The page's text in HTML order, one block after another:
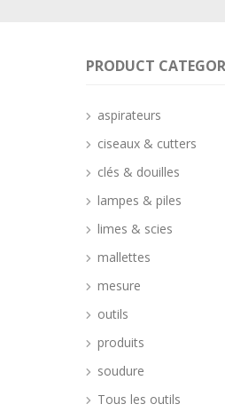
PRODUCT
aspirateurs
ciseaux & cutters
clés & douilles
lampes & piles
limes & scies
mallettes
mesure
outils
produits
soudure
Tous les outils